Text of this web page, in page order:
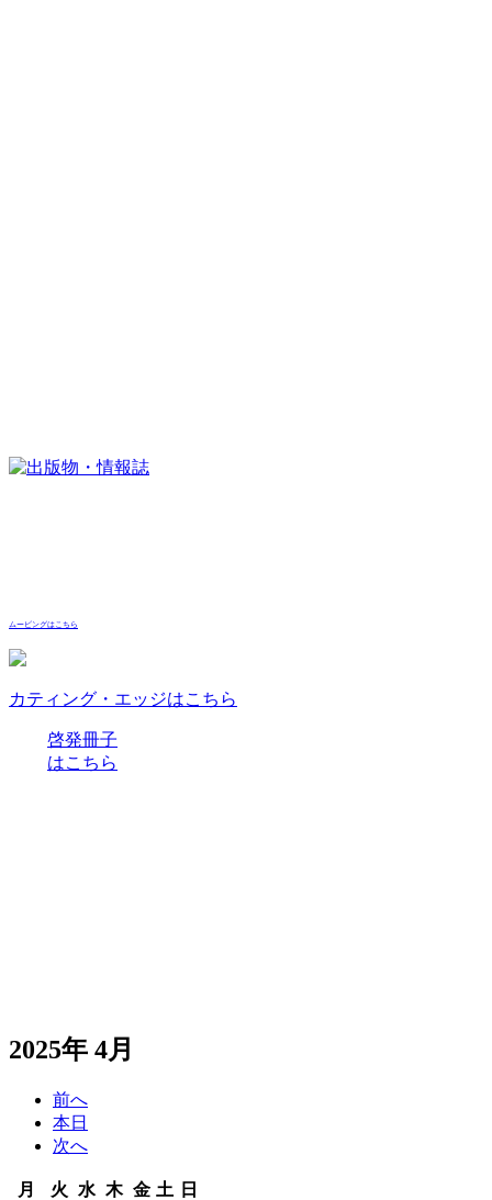
ムービングはこちら
カティング・エッジはこちら
啓発冊子
はこちら
2025年 4月
前へ
本日
次へ
月 火 火水 水
木木金金土 土日